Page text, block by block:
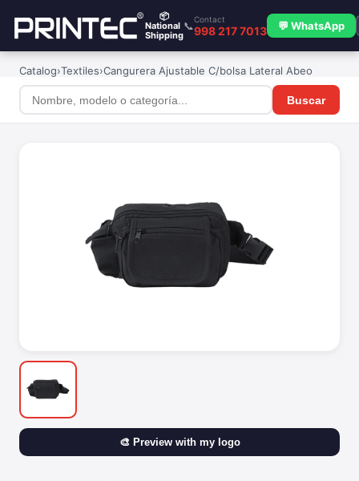
📦
National
Shipping
📞
Contact
998 217 7013 💬 WhatsApp
Catalog›Textiles›Cangurera Ajustable C/bolsa Lateral Abeo
Buscar
🎨 Preview with my logo